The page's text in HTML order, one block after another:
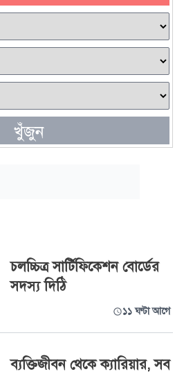
খুঁজুন
চলচ্চিত্র সার্টিফিকেশন বোর্ডের
সদস্য দিঠি
১১ ঘণ্টা আগে
ব্যক্তিজীবন থেকে ক্যারিয়ার, সব